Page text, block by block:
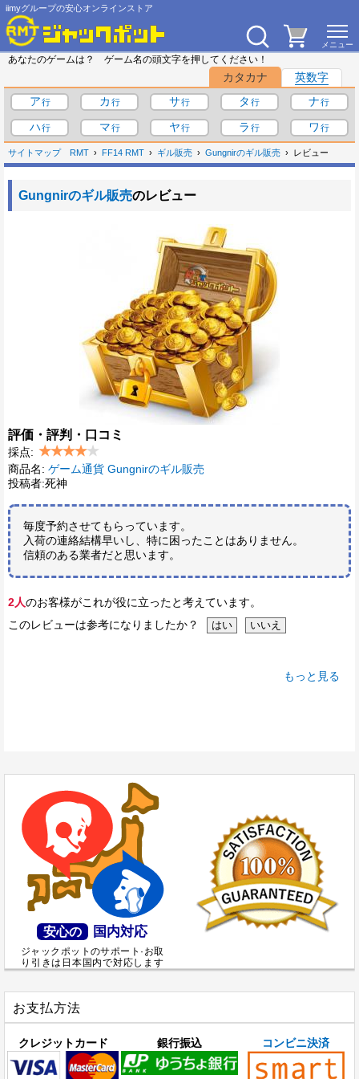
iimyグループの安心オンラインストア
あなたのゲームは？ ゲーム名の頭文字を押してください！
カタカナ
英数字
ア
カ サ タ
ナ
ハ
マ ヤ ラ ワ
サイトマップ RMT FF14 RMT ギル販売 Gungnirのギル販売 レビュー
Gungnirのギル販売のレビュー
評価・評判・口コミ
採点:
商品名: ゲーム通貨 Gungnirのギル販売
投稿者:死神
毎度予約させてもらっています。
入荷の連絡結構早いし、特に困ったことはありません。
信頼のある業者だと思います。
2人のお客様がこれが役に立ったと考えています。
このレビューは参考になりましたか？
もっと見る
安心の 国内対応
ジャックポットのサポート·お取
り引きは日本国内で対応します
お支払方法
クレジットカード 銀行振込 コンビニ決済